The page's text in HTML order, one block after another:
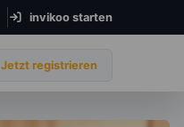
invikoo starten
Jetzt registrieren